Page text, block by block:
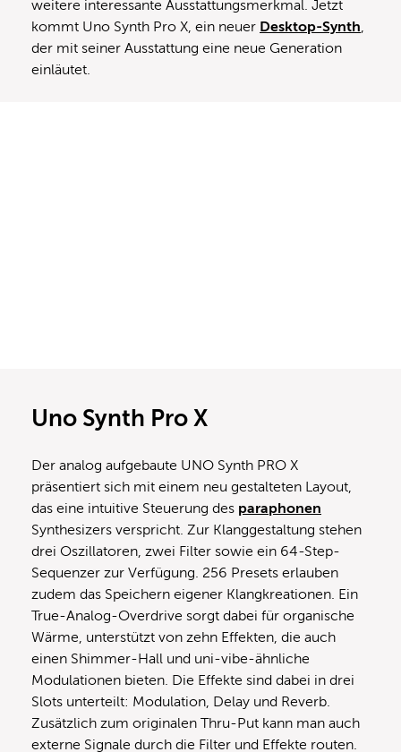
weitere interessante Ausstattungsmerkmal. Jetzt
kommt Uno Synth Pro X, ein neuer Desktop-Synth,
der mit seiner Ausstattung eine neue Generation
einläutet.
Uno Synth Pro X
Der analog aufgebaute UNO Synth PRO X
präsentiert sich mit einem neu gestalteten Layout,
das eine intuitive Steuerung des paraphonen
Synthesizers verspricht. Zur Klanggestaltung stehen
drei Oszillatoren, zwei Filter sowie ein 64-Step-
Sequenzer zur Verfügung. 256 Presets erlauben
zudem das Speichern eigener Klangkreationen. Ein
True-Analog-Overdrive sorgt dabei für organische
Wärme, unterstützt von zehn Effekten, die auch
einen Shimmer-Hall und uni-vibe-ähnliche
Modulationen bieten. Die Effekte sind dabei in drei
Slots unterteilt: Modulation, Delay und Reverb.
Zusätzlich zum originalen Thru-Put kann man auch
externe Signale durch die Filter und Effekte routen.